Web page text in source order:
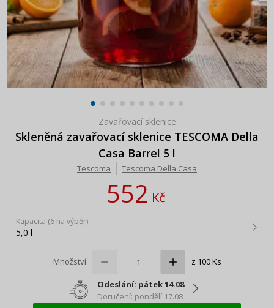
Zavařovací sklenice
Skleněná zavařovací sklenice TESCOMA Della
Casa Barrel 5 l
Tescoma Tescoma Della Casa
552Kč
Kapacita (6 na výběr)
5,0 l
Množství z 100 Ks
Odeslání: pátek 14.08
Doručení: pondělí 17.08